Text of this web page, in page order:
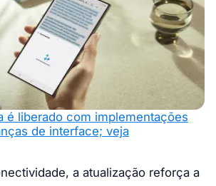
é liberado com implementações
de interface; veja
a atualização reforça a